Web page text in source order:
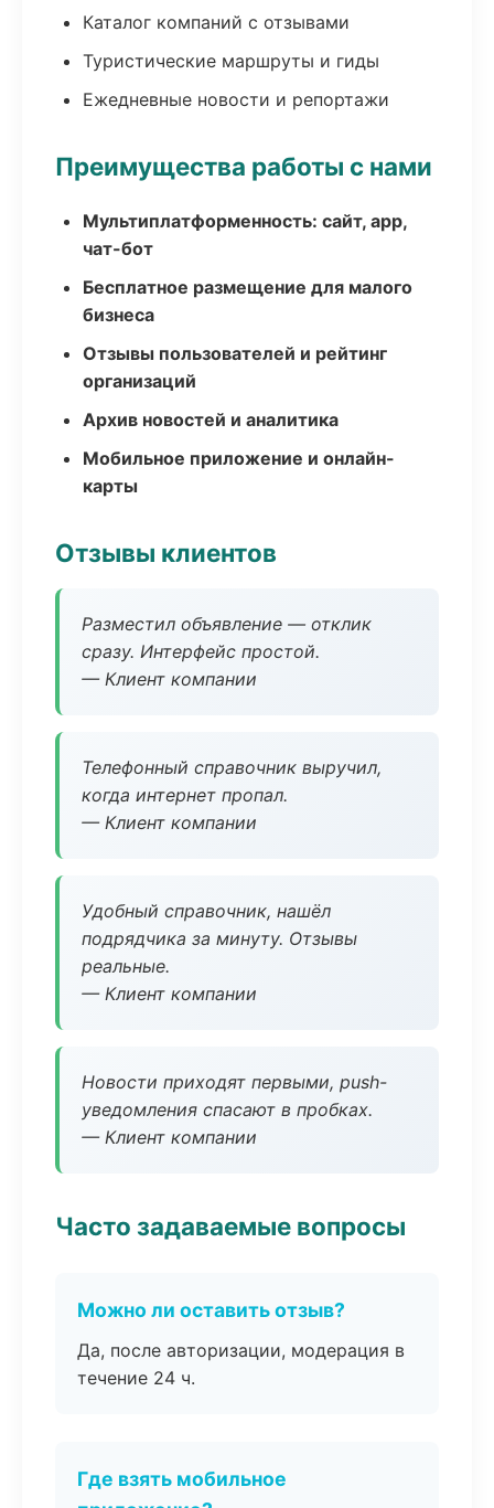
Каталог компаний с отзывами
Туристические маршруты и гиды
Ежедневные новости и репортажи
Преимущества работы с нами
Мультиплатформенность: сайт, app,
чат-бот
Бесплатное размещение для малого
бизнеса
Отзывы пользователей и рейтинг
организаций
Архив новостей и аналитика
Мобильное приложение и онлайн-
карты
Отзывы клиентов
Разместил объявление — отклик
сразу. Интерфейс простой.
— Клиент компании
Телефонный справочник выручил,
когда интернет пропал.
— Клиент компании
Удобный справочник, нашёл
подрядчика за минуту. Отзывы
реальные.
— Клиент компании
Новости приходят первыми, push-
уведомления спасают в пробках.
— Клиент компании
Часто задаваемые вопросы
Можно ли оставить отзыв?
Да, после авторизации, модерация в
течение 24 ч.
Где взять мобильное